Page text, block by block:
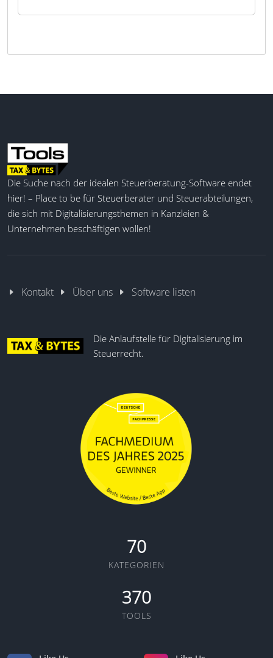
Die Suche nach der idealen Steuerberatung-Software endet
hier! – Place to be für Steuerberater und Steuerabteilungen,
die sich mit Digitalisierungsthemen in Kanzleien &
Unternehmen beschäftigen wollen!
Kontakt Über uns Software listen
Die Anlaufstelle für Digitalisierung im
Steuerrecht.
70
KATEGORIEN
370
TOOLS